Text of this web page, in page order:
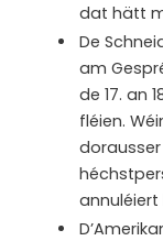
dat hätt
De
am
de 17. an
fléien.
annuléiert